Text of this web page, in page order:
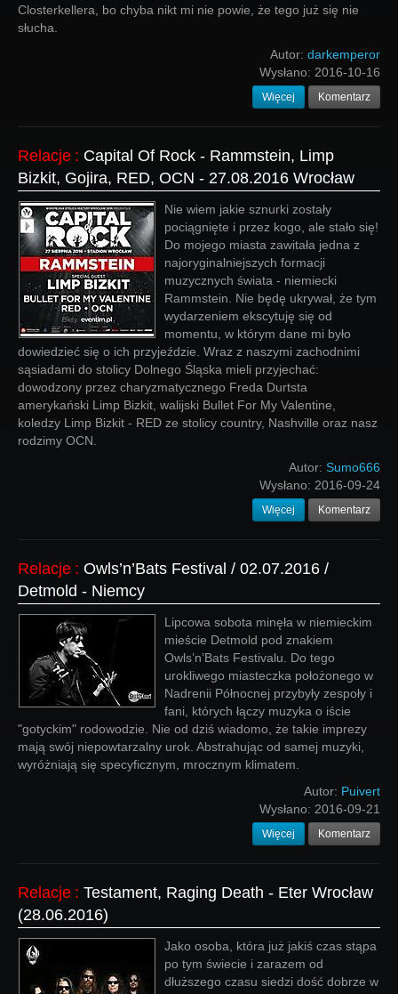
Closterkellera, bo chyba nikt mi nie powie, że tego już się nie
słucha.
Autor: darkemperor
Wysłano: 2016-10-16
Więcej Komentarz
Relacje : Capital Of Rock - Rammstein, Limp
Bizkit, Gojira, RED, OCN - 27.08.2016 Wrocław
Nie wiem jakie sznurki zostały
pociągnięte i przez kogo, ale stało się!
Do mojego miasta zawitała jedna z
najoryginalniejszych formacji
muzycznych świata - niemiecki
Rammstein. Nie będę ukrywał, że tym
wydarzeniem ekscytuję się od
momentu, w którym dane mi było
dowiedzieć się o ich przyjeździe. Wraz z naszymi zachodnimi
sąsiadami do stolicy Dolnego Śląska mieli przyjechać:
dowodzony przez charyzmatycznego Freda Durtsta
amerykański Limp Bizkit, walijski Bullet For My Valentine,
koledzy Limp Bizkit - RED ze stolicy country, Nashville oraz nasz
rodzimy OCN.
Autor: Sumo666
Wysłano: 2016-09-24
Więcej Komentarz
Relacje : Owls’n’Bats Festival / 02.07.2016 /
Detmold - Niemcy
Lipcowa sobota minęła w niemieckim
mieście Detmold pod znakiem
Owls’n’Bats Festivalu. Do tego
urokliwego miasteczka położonego w
Nadrenii Północnej przybyły zespoły i
fani, których łączy muzyka o iście
"gotyckim" rodowodzie. Nie od dziś wiadomo, że takie imprezy
mają swój niepowtarzalny urok. Abstrahując od samej muzyki,
wyróżniają się specyficznym, mrocznym klimatem.
Autor: Puivert
Wysłano: 2016-09-21
Więcej Komentarz
Relacje : Testament, Raging Death - Eter Wrocław
(28.06.2016)
Jako osoba, która już jakiś czas stąpa
po tym świecie i zarazem od
dłuższego czasu siedzi dość dobrze w